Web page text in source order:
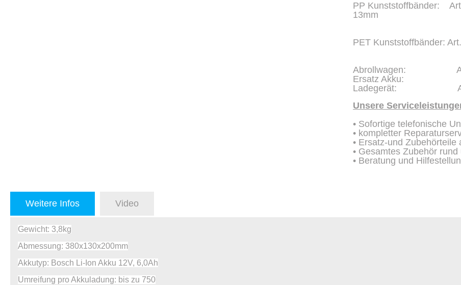
PP Kunststoffbänder:
13mm
Art. Nr.
Art. Nr.
PET Kunststoffbänder:
Art. Nr.
Art. Nr.
Abrollwagen: Art.
Ersatz Akku: Art.
Ladegerät: Art.
Unsere
• Sofortige telefonische
• kompletter
• Ersatz-und Zubehörteile
• Gesamtes Zubehör
• Beratung und
Weitere Infos Video
Gewicht: 3,8kg
Abmessung: 380x130x200mm
Akkutyp: Bosch Li-Ion Akku 12V, 6,0Ah
Umreifung pro Akkuladung: bis zu 750